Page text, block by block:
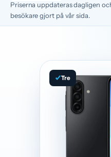
Priserna uppdateras dagligen
besökare gjort på vår sida.
Tre